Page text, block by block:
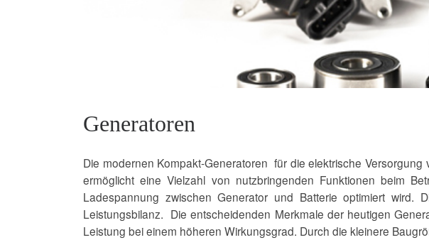
Generatoren
Die modernen Kompakt-Generatoren für die elektrische
ermöglicht eine Vielzahl von nutzbringenden Funktionen beim
Ladespannung zwischen Generator und Batterie optimiert wird.
Leistungsbilanz. Die entscheidenden Merkmale der heutigen
Leistung bei einem höheren Wirkungsgrad. Durch die kleinere